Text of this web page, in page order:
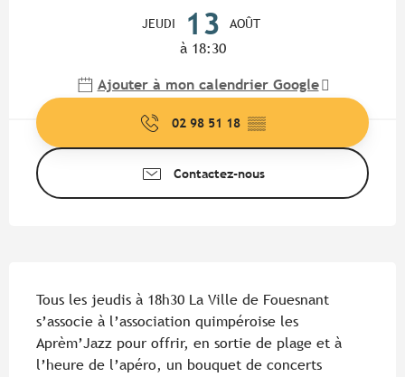
JEUDI 13 AOÛT
à 18:30
Ajouter à mon calendrier Google
02 98 51 18 ▒▒
Contactez-nous
Tous les jeudis à 18h30 La Ville de Fouesnant
s’associe à l’association quimpéroise les
Aprèm’Jazz pour offrir, en sortie de plage et à
l’heure de l’apéro, un bouquet de concerts